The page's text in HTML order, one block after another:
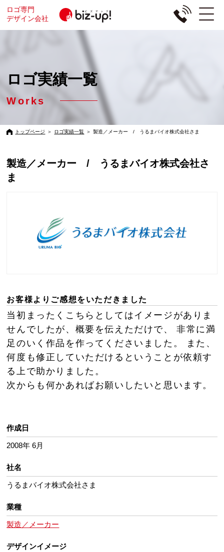
ロゴ専門
デザイン会社
ロゴ実績一覧
Works
トップページ ＞ ロゴ実績一覧 ＞ 製造／メーカー / うるまバイオ株式会社さま
製造／メーカー / うるまバイオ株式会社さ
ま
お客様よりご感想をいただきました
当初まったくこちらとしてはイメージがありま
せんでしたが、概要を伝えただけで、 非常に満
足のいく作品を作ってくださいました。 また、
何度も修正していただけるということが依頼す
る上で助かりました。
次からも何かあればお願いしたいと思います。
作成日
2008年 6月
社名
うるまバイオ株式会社さま
業種
製造／メーカー
デザインイメージ